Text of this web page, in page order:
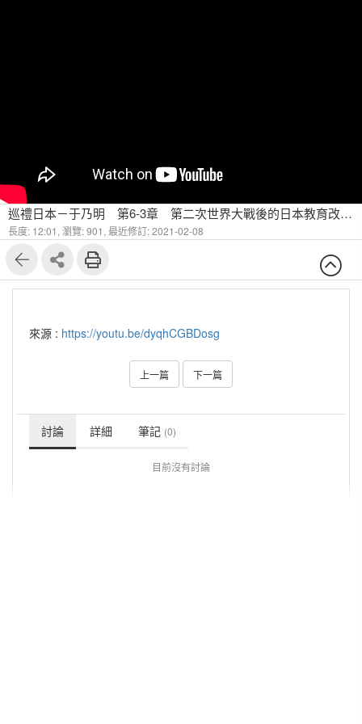
巡禮日本－于乃明 第6-3章 第二次世界大戰後的日本教育改革主要方向為何？-1
長度: 12:01, 瀏覽: 901, 最近修訂: 2021-02-08
來源 : https://youtu.be/dyqhCGBDosg
上一篇 下一篇
討論 詳細 筆記 (0)
目前沒有討論